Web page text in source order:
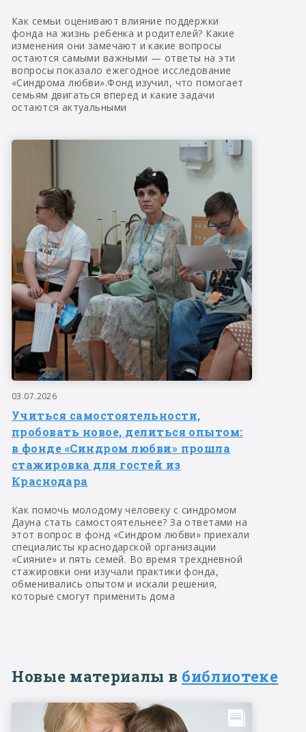
Как семьи оценивают влияние поддержки
фонда на жизнь ребенка и родителей? Какие
изменения они замечают и какие вопросы
остаются самыми важными — ответы на эти
вопросы показало ежегодное исследование
«Синдрома любви».Фонд изучил, что помогает
семьям двигаться вперед и какие задачи
остаются актуальными
03.07.2026
Учиться самостоятельности,
пробовать новое, делиться опытом:
в фонде «Синдром любви» прошла
стажировка для гостей из
Краснодара
Как помочь молодому человеку с синдромом
Дауна стать самостоятельнее? За ответами на
этот вопрос в фонд «Синдром любви» приехали
специалисты краснодарской организации
«Сияние» и пять семей. Во время трехдневной
стажировки они изучали практики фонда,
обменивались опытом и искали решения,
которые смогут применить дома
Новые материалы в библиотеке